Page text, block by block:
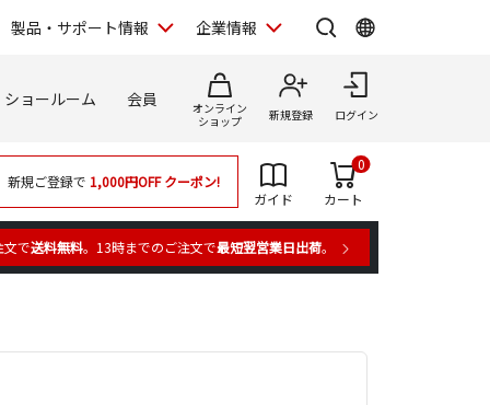
製品・サポート情報 企業情報
ショールーム 会員
オンライン
ショップ
新規登録 ログイン
新規ご登録で 1,000円OFFクーポン!
ガイド
カート
0
で送料無料。13時までのご注文で最短翌営業日出荷。